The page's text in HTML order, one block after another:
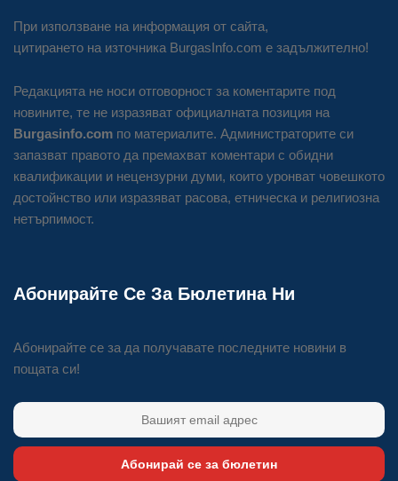
При използване на информация от сайта,
цитирането на източника BurgasInfo.com е задължително!
Редакцията не носи отговорност за коментарите под
новините, те не изразяват официалната позиция на
Burgasinfo.com по материалите. Администраторите си
запазват правото да премахват коментари с обидни
квалификации и нецензурни думи, които уронват човешкото
достойнство или изразяват расова, етническа и религиозна
нетърпимост.
Абонирайте Се За Бюлетина Ни
Абонирайте се за да получавате последните новини в
пощата си!
Абонирай се за бюлетин